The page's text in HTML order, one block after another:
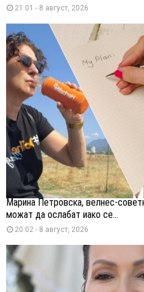
21:01 - 8 август, 2026
Марина Петровска, велнес-
можат да ослабат иако се...
20:02 - 8 август, 2026